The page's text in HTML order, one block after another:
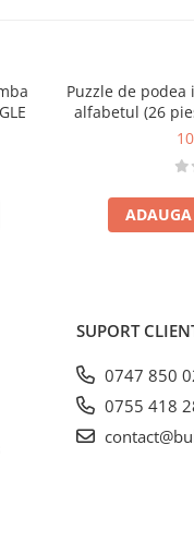
Puzzle de
alfabetul (26
SUPORT
0747 850
0755 418